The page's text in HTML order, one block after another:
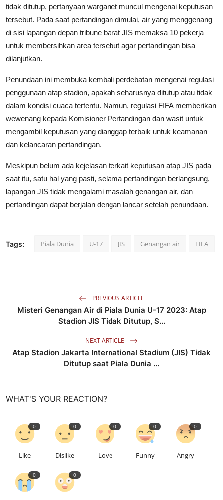
tidak ditutup, pertanyaan warganet muncul mengenai keputusan
tersebut. Pada saat pertandingan dimulai, air yang menggenang
di sisi lapangan depan tribune barat JIS memaksa 10 pekerja
untuk membersihkan area tersebut agar pertandingan bisa
dilanjutkan.
Penundaan ini membuka kembali perdebatan mengenai regulasi
penggunaan atap stadion, apakah seharusnya ditutup atau tidak
dalam kondisi cuaca tertentu. Namun, regulasi FIFA memberikan
wewenang kepada Komisioner Pertandingan dan wasit untuk
mengambil keputusan yang dianggap terbaik untuk keamanan
dan kelancaran pertandingan.
Meskipun belum ada kejelasan terkait keputusan atap JIS pada
saat itu, satu hal yang pasti, selama pertandingan berlangsung,
lapangan JIS tidak mengalami masalah genangan air, dan
pertandingan dapat berjalan dengan lancar setelah penundaan.
Tags: Piala Dunia U-17 JIS Genangan air FIFA
PREVIOUS ARTICLE
Misteri Genangan Air di Piala Dunia U-17 2023: Atap
Stadion JIS Tidak Ditutup, S...
NEXT ARTICLE
Atap Stadion Jakarta International Stadium (JIS) Tidak
Ditutup saat Piala Dunia ...
WHAT'S YOUR REACTION?
0
Like
0
Dislike
0
Love
0
Funny
0
Angry
0 0